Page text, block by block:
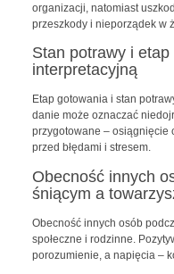
organizacji, natomiast
przeszkody i nieporządek w
Stan potrawy i
interpretacyjną
Etap gotowania i stan
danie może oznaczać
przygotowane – osiągnięcie
przed błędami i stresem.
Obecność innych
śniącym a
Obecność innych osób
społeczne i rodzinne.
porozumienie, a napięcia –